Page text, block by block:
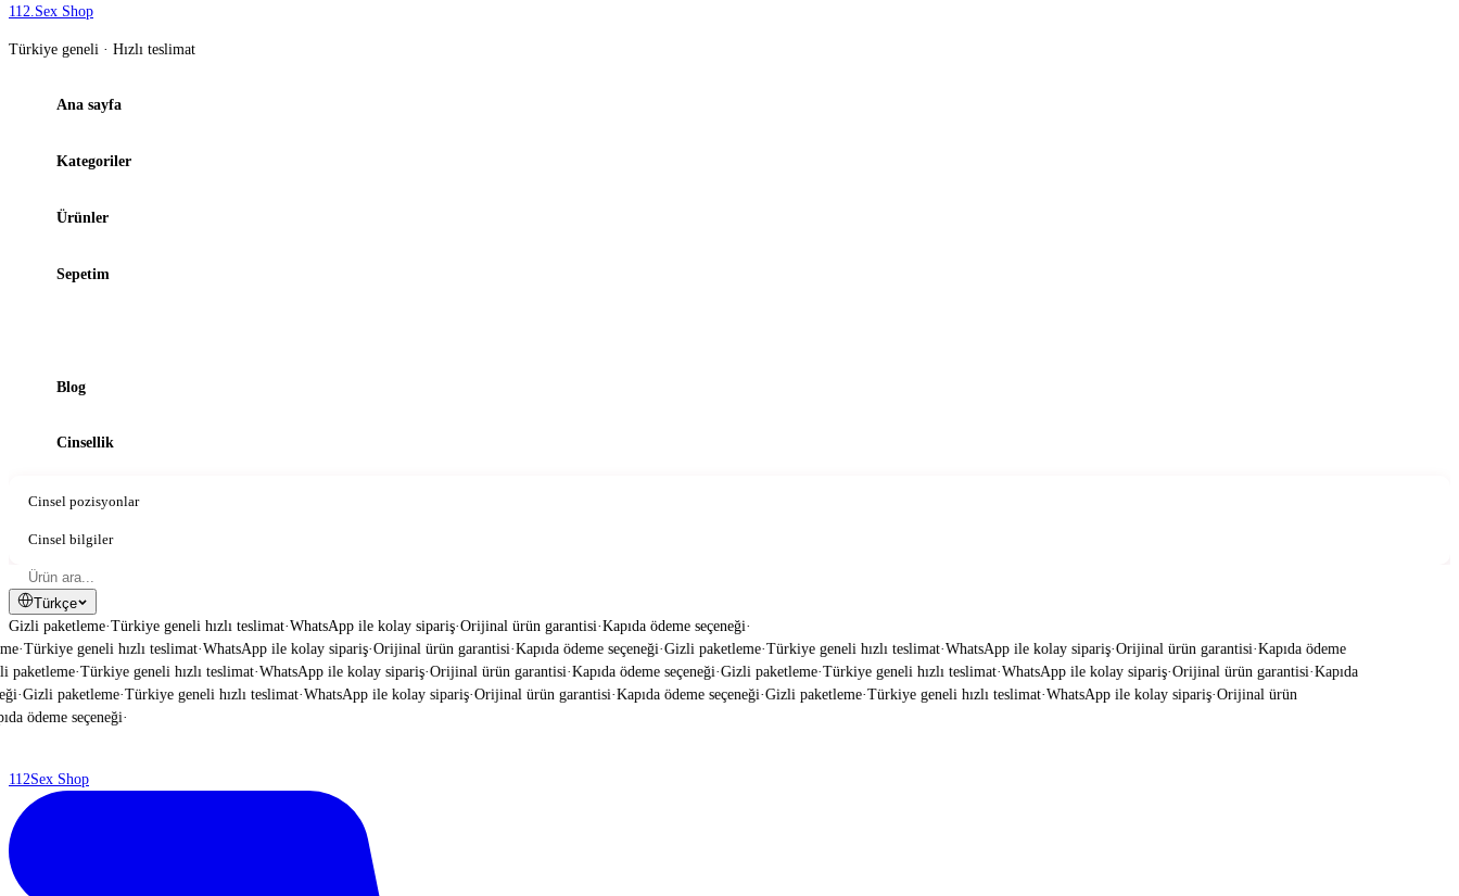
112.Sex Shop
Türkiye geneli · Hızlı teslimat
Ana sayfa
Kategoriler
Ürünler
Sepetim
Blog
Cinsellik
Cinsel pozisyonlar
Cinsel bilgiler
Türkçe
Gizli paketleme·Türkiye geneli hızlı teslimat·WhatsApp ile kolay sipariş·Orijinal ürün garantisi·Kapıda ödeme seçeneği·
·Türkiye geneli hızlı teslimat·WhatsApp ile kolay sipariş·Orijinal ürün garantisi·Kapıda ödeme seçeneği·Gizli paketleme·Türkiye geneli hızlı teslimat·WhatsApp ile kolay sipariş·Orijinal ürün garantisi·Kapıda ödeme
·Türkiye geneli hızlı teslimat·WhatsApp ile kolay sipariş·Orijinal ürün garantisi·Kapıda ödeme seçeneği·Gizli paketleme·Türkiye geneli hızlı teslimat·WhatsApp ile kolay sipariş·Orijinal ürün garantisi·Kapıda
·Gizli paketleme·Türkiye geneli hızlı teslimat·WhatsApp ile kolay sipariş·Orijinal ürün garantisi·Kapıda ödeme seçeneği·Gizli paketleme·Türkiye geneli hızlı teslimat·WhatsApp ile kolay sipariş·Orijinal ürün
ödeme seçeneği·
112Sex Shop